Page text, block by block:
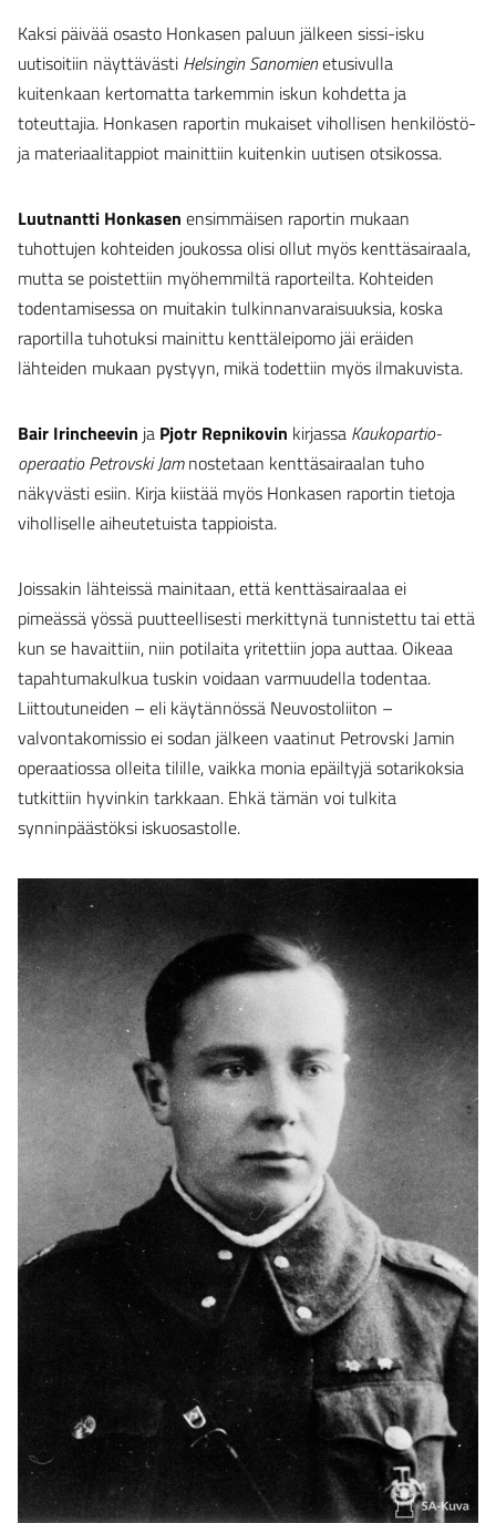
Kaksi päivää osasto Honkasen paluun jälkeen sissi-isku
uutisoitiin näyttävästi Helsingin Sanomienetusivulla
kuitenkaan kertomatta tarkemmin iskun kohdetta ja
toteuttajia. Honkasen raportin mukaiset vihollisen henkilöstö-
ja materiaalitappiot mainittiin kuitenkin uutisen otsikossa.
Luutnantti Honkasen ensimmäisen raportin mukaan
tuhottujen kohteiden joukossa olisi ollut myös kenttäsairaala,
mutta se poistettiin myöhemmiltä raporteilta. Kohteiden
todentamisessa on muitakin tulkinnanvaraisuuksia, koska
raportilla tuhotuksi mainittu kenttäleipomo jäi eräiden
lähteiden mukaan pystyyn, mikä todettiin myös ilmakuvista.
Bair Irincheevin ja Pjotr Repnikovin kirjassa Kaukopartio-
operaatio Petrovski Jamnostetaan kenttäsairaalan tuho
näkyvästi esiin. Kirja kiistää myös Honkasen raportin tietoja
viholliselle aiheutetuista tappioista.
Joissakin lähteissä mainitaan, että kenttäsairaalaa ei
pimeässä yössä puutteellisesti merkittynä tunnistettu tai että
kun se havaittiin, niin potilaita yritettiin jopa auttaa. Oikeaa
tapahtumakulkua tuskin voidaan varmuudella todentaa.
Liittoutuneiden – eli käytännössä Neuvostoliiton –
valvontakomissio ei sodan jälkeen vaatinut Petrovski Jamin
operaatiossa olleita tilille, vaikka monia epäiltyjä sotarikoksia
tutkittiin hyvinkin tarkkaan. Ehkä tämän voi tulkita
synninpäästöksi iskuosastolle.